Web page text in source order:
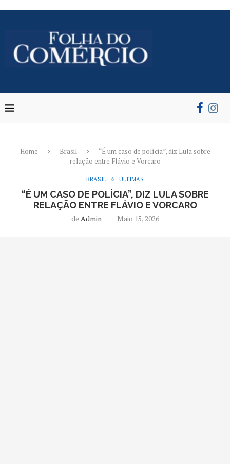
Home Brasil
“É um caso de polícia”, diz Lula sobre
relação entre Flávio e Vorcaro
BRASIL ÚLTIMAS
“É UM CASO DE POLÍCIA”, DIZ LULA SOBRE
RELAÇÃO ENTRE FLÁVIO E VORCARO
de Admin Maio 15, 2026